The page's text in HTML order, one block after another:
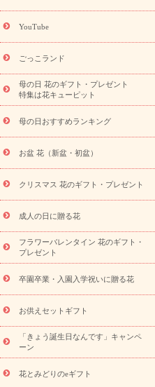
(トルコキキョウ)
9月の誕生
ら探す
お祝いの花特集 当
念日
結婚祝い 出産祝い
寿祝い
プチギフト ペット
供え・お悔やみ商品一覧
お
お供え プリザーブドフラワー
盆・初盆）
その他 お祝い返
ビジネス用
ご自宅用 観葉
ドフラワー
スタイルから探
ンド花
お祝い お供え・お悔
ディ胡蝶蘭・お祝い
ミディ胡
観葉植物
観葉植物 産直多
お祝い
お供え・お悔やみ 花
プチギフト（hanamore -ハナモ
キューピットのeGfit
カラー
ド
お花の種類
お祝い お祝い・3000円～
5000円～
お祝い・7000円～
悔やみ
円～
お供え・お悔やみ・
読み物
YouTube
ごっこランド
母の日 花のギフト・プレゼント
特集は花キューピット
母の日おすすめランキング
お盆 花（新盆・初盆）
クリスマス 花のギフト・プレゼント
成人の日に贈る花
フラワーバレンタイン 花のギフト・
プレゼント
卒園卒業・入園入学祝いに贈る花
お供えセットギフト
「きょう誕生日なんです」キャンペ
ーン
花とみどりのeギフト